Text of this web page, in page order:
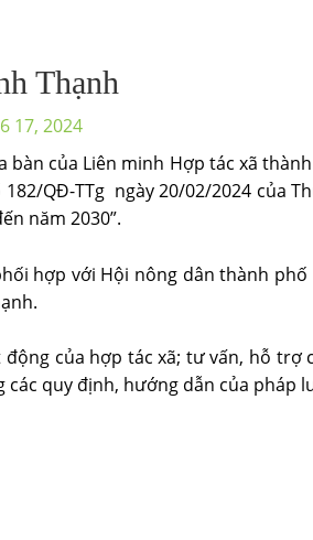
Thạnh
17, 2024
của Liên minh Hợp tác xã
QĐ-TTg ngày 20/02/2024 của
năm 2030”.
hợp với Hội nông dân thành
của hợp tác xã; tư vấn, hỗ trợ
các quy định, hướng dẫn của pháp